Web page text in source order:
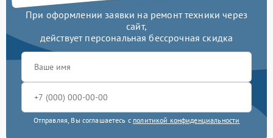
При оформлении заявки на ремонт техники через
сайт,
действует персональная бессрочная скидка
Отправляя, Вы соглашаетесь с политикой конфиденциальности